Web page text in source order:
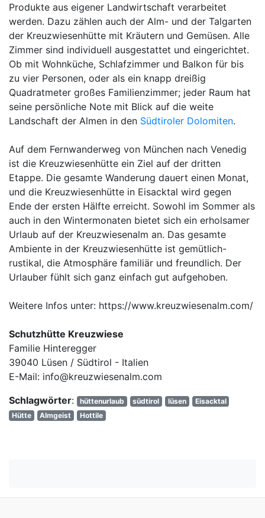
Produkte aus eigener Landwirtschaft verarbeitet
werden. Dazu zählen auch der Alm- und der Talgarten
der Kreuzwiesenhütte mit Kräutern und Gemüsen. Alle
Zimmer sind individuell ausgestattet und eingerichtet.
Ob mit Wohnküche, Schlafzimmer und Balkon für bis
zu vier Personen, oder als ein knapp dreißig
Quadratmeter großes Familienzimmer; jeder Raum hat
seine persönliche Note mit Blick auf die weite
Landschaft der Almen in den Südtiroler Dolomiten.
Auf dem Fernwanderweg von München nach Venedig
ist die Kreuzwiesenhütte ein Ziel auf der dritten
Etappe. Die gesamte Wanderung dauert einen Monat,
und die Kreuzwiesenhütte in Eisacktal wird gegen
Ende der ersten Hälfte erreicht. Sowohl im Sommer als
auch in den Wintermonaten bietet sich ein erholsamer
Urlaub auf der Kreuzwiesenalm an. Das gesamte
Ambiente in der Kreuzwiesenhütte ist gemütlich-
rustikal, die Atmosphäre familiär und freundlich. Der
Urlauber fühlt sich ganz einfach gut aufgehoben.
Weitere Infos unter: https://www.kreuzwiesenalm.com/
Schutzhütte Kreuzwiese
Familie Hinteregger
39040 Lüsen / Südtirol - Italien
E-Mail: info@kreuzwiesenalm.com
Schlagwörter: hüttenurlaub südtirol lüsen
Eisacktal
Hütte
Almgeist Hottile